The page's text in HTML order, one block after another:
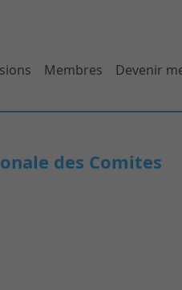
Membres Devenir
des Comites